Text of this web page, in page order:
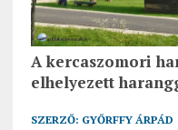
A kercaszomori
elhelyezett
SZERZŐ: GYŐRFFY ÁRPÁD